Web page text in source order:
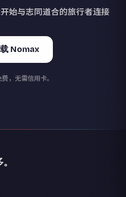
始与志同道合的旅行者连接
Nomax
，无需信用卡。